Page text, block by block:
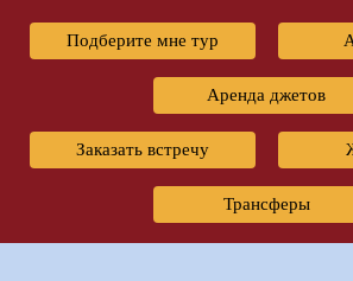
Подберите мне тур
Аренда джетов
Заказать встречу
Трансферы